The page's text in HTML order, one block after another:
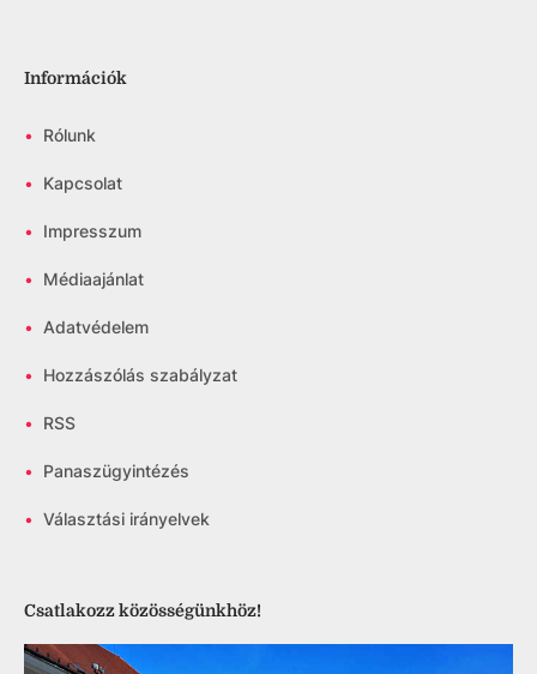
Információk
• Rólunk
• Kapcsolat
• Impresszum
• Médiaajánlat
• Adatvédelem
• Hozzászólás szabályzat
• RSS
• Panaszügyintézés
• Választási irányelvek
Csatlakozz közösségünkhöz!